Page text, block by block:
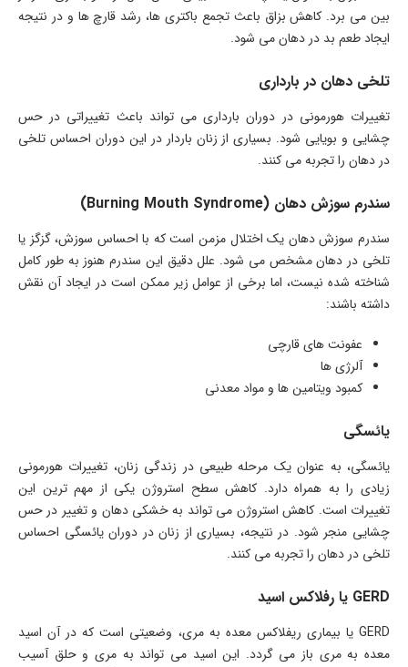
بین می برد. کاهش بزاق باعث تجمع باکتری ها، رشد قارچ ها و در نتیجه
ایجاد طعم بد در دهان می شود.
تلخی دهان در بارداری
تغییرات هورمونی در دوران بارداری می تواند باعث تغییراتی در حس
چشایی و بویایی شود. بسیاری از زنان باردار در این دوران احساس تلخی
در دهان را تجربه می کنند.
سندرم سوزش دهان (Burning Mouth Syndrome)
سندرم سوزش دهان یک اختلال مزمن است که با احساس سوزش، گزگز یا
تلخی در دهان مشخص می شود. علل دقیق این سندرم هنوز به طور کامل
شناخته شده نیست، اما برخی از عوامل زیر ممکن است در ایجاد آن نقش
داشته باشند:
عفونت های قارچی
آلرژی ها
کمبود ویتامین ها و مواد معدنی
یائسگی
یائسگی، به عنوان یک مرحله طبیعی در زندگی زنان، تغییرات هورمونی
زیادی را به همراه دارد. کاهش سطح استروژن یکی از مهم ترین این
تغییرات است. کاهش استروژن می تواند به خشکی دهان و تغییر در حس
چشایی منجر شود. در نتیجه، بسیاری از زنان در دوران یائسگی احساس
تلخی در دهان را تجربه می کنند.
GERD یا رفلاکس اسید
GERD یا بیماری ریفلاکس معده به مری، وضعیتی است که در آن اسید
معده به مری باز می گردد. این اسید می تواند به مری و حلق آسیب